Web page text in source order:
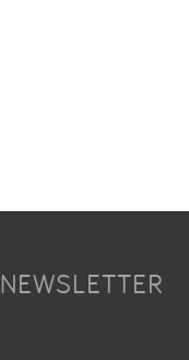
NEWSLETTER